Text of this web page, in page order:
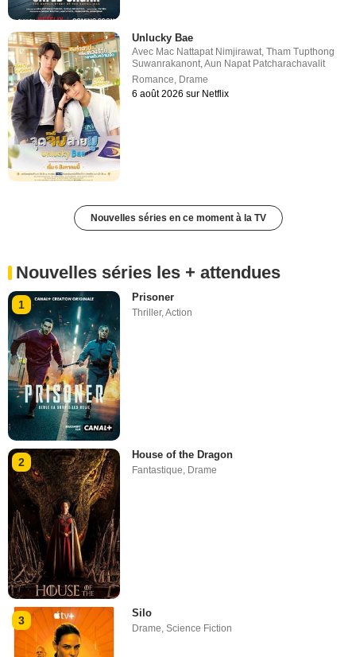
Unlucky Bae
Avec Mac Nattapat Nimjirawat ,Tham Tupthong
Suwanrakanont ,Aun Napat Patcharachavalit
Romance Drame
6 août 2026 sur Netflix
Nouvelles séries en ce moment à la TV
Nouvelles séries les + attendues
1
Prisoner
Thriller,Action
2
House of the Dragon
Fantastique, Drame
3
Silo
Drame ,Science Fiction